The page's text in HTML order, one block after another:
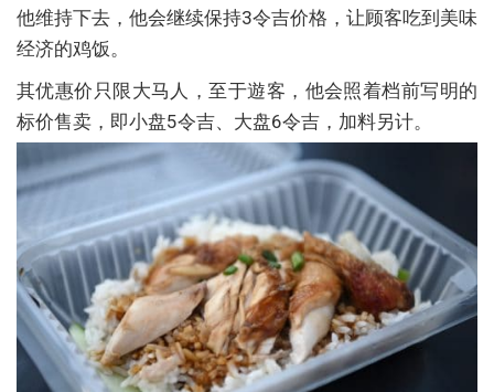
他维持下去，他会继续保持3令吉价格，让顾客吃到美味
经济的鸡饭。
其优惠价只限大马人，至于遊客，他会照着档前写明的
标价售卖，即小盘5令吉、大盘6令吉，加料另计。